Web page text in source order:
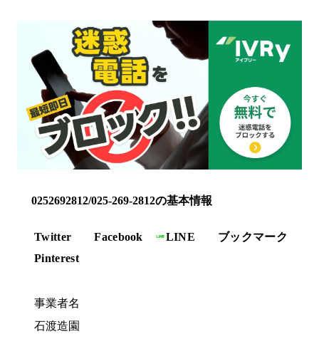
0252692812/025-269-2812の基本情報
Twitter Facebook LINE
ブックマーク
Pinterest
事業者名
石渡造園